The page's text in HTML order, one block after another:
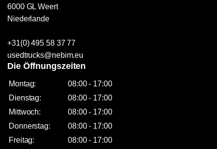
6000 GL Weert
Niederlande
+31(0) 495 58 37 77
usedtrucks@nebim.eu
Die Öffnungszeiten
Montag:
08:00 - 17:00
Dienstag:
08:00 - 17:00
Mittwoch:
08:00 - 17:00
Donnerstag:
08:00 - 17:00
Freitag:
08:00 - 17:00